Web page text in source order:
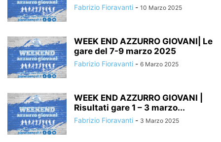
Fabrizio Fioravanti - 10 Marzo 2025
WEEK END AZZURRO GIOVANI| Le
gare del 7-9 marzo 2025
Fabrizio Fioravanti - 6 Marzo 2025
WEEK END AZZURRO GIOVANI |
Risultati gare 1 – 3 marzo...
Fabrizio Fioravanti - 3 Marzo 2025